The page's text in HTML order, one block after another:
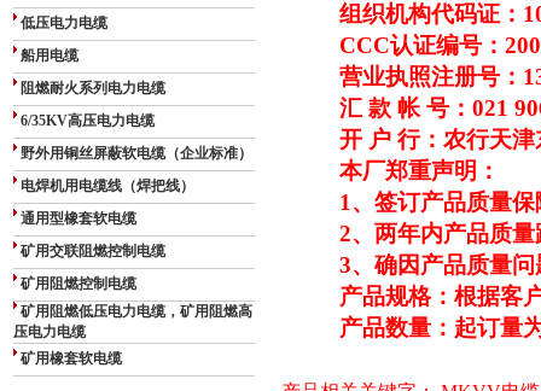
低压电力电缆
船用电缆
阻燃耐火系列电力电缆
6/35KV高压电力电缆
野外用铜丝屏蔽软电缆（企业标准）
电焊机用电缆线（焊把线）
通用型橡套软电缆
矿用交联阻燃控制电缆
矿用阻燃控制电缆
矿用阻燃低压电力电缆，矿用阻燃高
压电力电缆
矿用橡套软电缆
组织机构代码证：
CCC认证编号：
营业执照注册号：
汇 款 帐 号：021
开 户 行：农行天
本厂郑重声明：
1 、签订产品质量
2、两年内产品质
3、确因产品质量
产品规格：根据客
产品数量：起订量